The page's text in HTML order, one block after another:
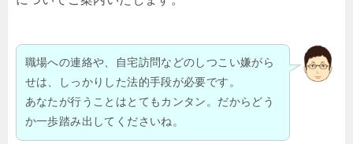
職場への連絡や、自宅訪問などのしつこい嫌がら
せは、しっかりした法的手段が必要です。
あなたが行うことはとてもカンタン。だからどう
か一歩踏み出してくださいね。